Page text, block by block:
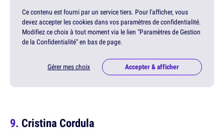
Ce contenu est fourni par un service tiers. Pour l'afficher, vous
devez accepter les cookies dans vos paramètres de confidentialité.
Modifiez ce choix à tout moment via le lien "Paramètres de Gestion
de la Confidentialité" en bas de page.
Gérer mes choix Accepter & afficher
Cristina Cordula